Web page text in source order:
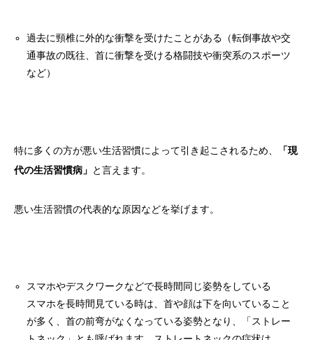
過去に頸椎に外的な衝撃を受けたことがある（転倒事故や交
通事故の既往、首に衝撃を受ける格闘技や衝突系のスポーツ
など）
特に多くの方が悪い生活習慣によって引き起こされるため、
「現
代の生活習慣病」 と言えます。
悪い生活習慣の代表的な原因などを挙げます。
スマホやデスクワークなどで長時間同じ姿勢をしている
スマホを長時間見ている時は、首や顔は下を向いていること
が多く、首の前弯がなくなっている姿勢となり、「ストレー